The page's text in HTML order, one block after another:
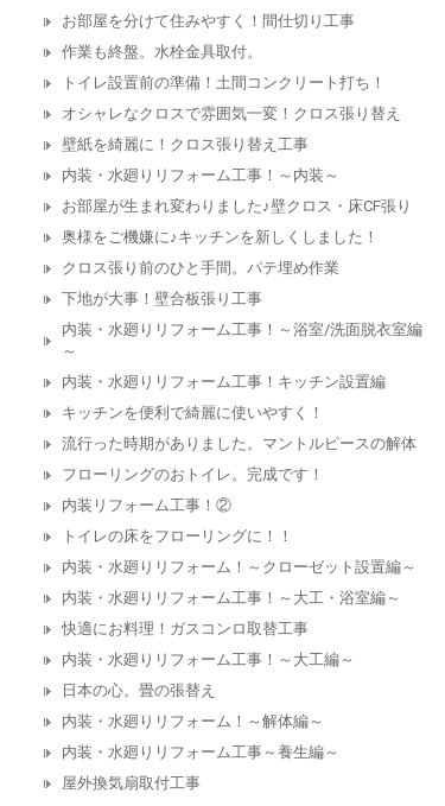
お部屋を分けて住みやすく！間仕切り工事
作業も終盤。水栓金具取付。
トイレ設置前の準備！土間コンクリート打ち！
オシャレなクロスで雰囲気一変！クロス張り替え
壁紙を綺麗に！クロス張り替え工事
内装・水廻りリフォーム工事！～内装～
お部屋が生まれ変わりました♪壁クロス・床CF張り
奥様をご機嫌に♪キッチンを新しくしました！
クロス張り前のひと手間。パテ埋め作業
下地が大事！壁合板張り工事
内装・水廻りリフォーム工事！～浴室/洗面脱衣室編
～
内装・水廻りリフォーム工事！キッチン設置編
キッチンを便利で綺麗に使いやすく！
流行った時期がありました。マントルピースの解体
フローリングのおトイレ。完成です！
内装リフォーム工事！②
トイレの床をフローリングに！！
内装・水廻りリフォーム！～クローゼット設置編～
内装・水廻りリフォーム工事！～大工・浴室編～
快適にお料理！ガスコンロ取替工事
内装・水廻りリフォーム工事！～大工編～
日本の心。畳の張替え
内装・水廻りリフォーム！～解体編～
内装・水廻りリフォーム工事～養生編～
屋外換気扇取付工事